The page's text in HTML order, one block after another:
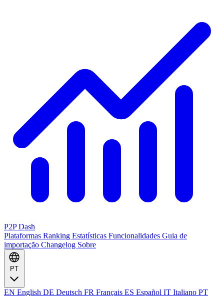
P2P Dash
Plataformas Ranking Estatísticas Funcionalidades Guia de
importação Changelog Sobre
PT
EN English DE Deutsch FR Français ES Español IT Italiano PT